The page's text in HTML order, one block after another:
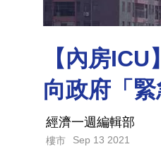
【內房
向政府「緊
經濟一週編輯部
樓市 Sep 13 2021